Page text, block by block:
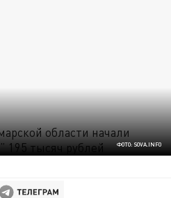
ФОТО: SOVA.INFO